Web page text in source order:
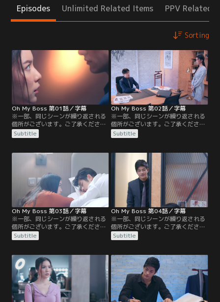
Episodes Unlimited Related Items PPV Related
Sorting
Oh My Boss 第01話／字幕
※一部、同じシーンが繰り返される
個所がございます。ご了承ください
／字幕／第1話／学生時代はバイト
と勉強で忙しく、恋愛に縁のなかっ
まったお祝いに友人たちとバーにや
ってきた彼女は、日本人男性アキツ
キコウジと出会う。遊び人のような
振舞いのコウジに最初は頑なな態度
を見せるニムだったが、たまたま遭
遇した…。
Subtitle
Oh My Boss 第02話／字幕
※一部、同じシーンが繰り返される
個所がございます。ご了承ください
／字幕／第2話／勤務初日、対面し
たボスはなんとバーで出会ったアキ
く魅力的な様子から一変、クールで
やり手な広告マンの姿を見せる。全
てを忘れてしまったような彼の態度
に、動揺を隠せないニム。先輩から
押し付けられた大量の仕事に必死に
取り組む彼女を…。
Subtitle
Oh My Boss 第03話／字幕
※一部、同じシーンが繰り返される
個所がございます。ご了承ください
／字幕／第3話／急遽出張に同行す
ることになったニムは、宿泊先の予
ることに…！彼の寝顔を見ながら思
わず居眠りし、商談に遅刻してしま
う。自分のミスで遅刻したことを取
引先に謝って、苦手な酒を飲みカラ
オケで盛り上げたニム。コウジは泥
酔した彼女を…。
Subtitle
Oh My Boss 第04話／字幕
※一部、同じシーンが繰り返される
個所がございます。ご了承ください
／字幕／第4話／出張先で急接近し
た2人はお互いを意識し始める。手
てきたニムとそれを見つめるコウ
ジ。突然やってきた顧客のマークが
会議に乱入、横暴な態度でコウジに
迫る。新商品についてニムの提案を
受け入れるも、コウジの元彼女であ
るアイドルを…。
Subtitle